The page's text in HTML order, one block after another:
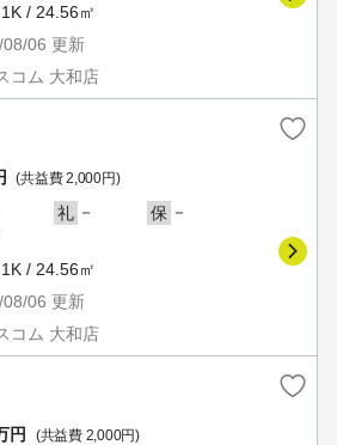
/ 24.56㎡
06 更新
コム 大和店
(共益費 2,000円)
礼 － 保 －
/ 24.56㎡
06 更新
コム 大和店
円 (共益費 2,000円)